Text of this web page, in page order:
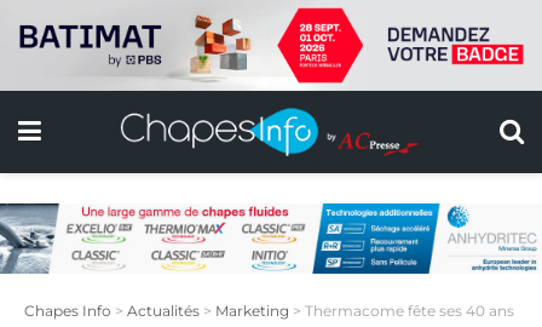
Chapes Info > Actualités > Marketing > Thermacome fête ses 40 ans